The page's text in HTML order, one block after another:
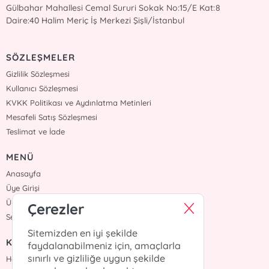
Gülbahar Mahallesi Cemal Sururi Sokak No:15/E Kat:8
Daire:40 Halim Meriç İş Merkezi Şişli/İstanbul
SÖZLEŞMELER
Gizlilik Sözleşmesi
Kullanıcı Sözleşmesi
KVKK Politikası ve Aydınlatma Metinleri
Mesafeli Satış Sözleşmesi
Teslimat ve İade
MENÜ
Anasayfa
Üye Girişi
Üye Ol
Sepetim
KURUMSAL
Hakkımızda
Çerezler
Sitemizden en iyi şekilde
faydalanabilmeniz için, amaçlarla
sınırlı ve gizliliğe uygun şekilde